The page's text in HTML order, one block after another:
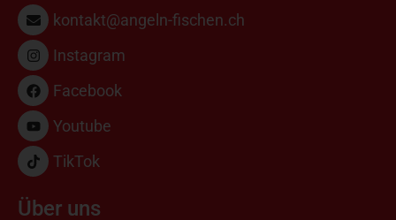
kontakt@angeln-fischen.ch
Instagram
Facebook
Youtube
TikTok
Über uns